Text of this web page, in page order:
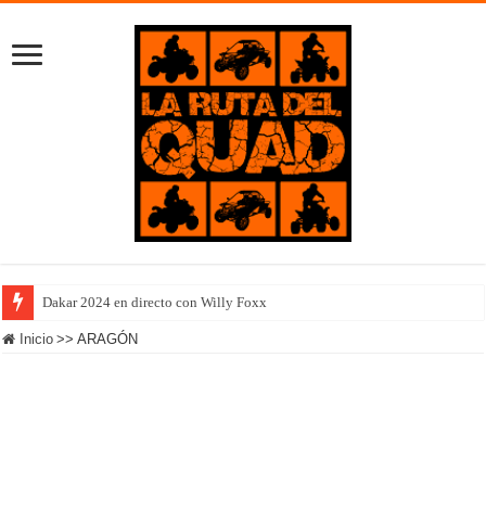
Dakar 2024 en directo con Willy Foxx
Inicio >> ARAGÓN